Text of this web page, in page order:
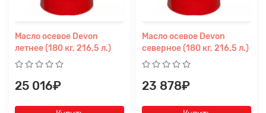
Масло осевое Devon
летнее (180 кг, 216,5 л.)
25 016₽
Масло осевое Devon
северное (180 кг, 216,5 л.)
23 878₽